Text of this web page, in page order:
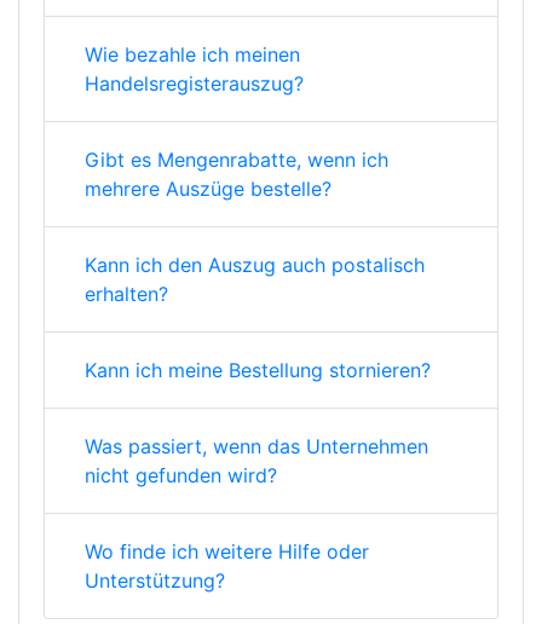
Wie bezahle ich meinen
Handelsregisterauszug?
Gibt es Mengenrabatte, wenn ich
mehrere Auszüge bestelle?
Kann ich den Auszug auch postalisch
erhalten?
Kann ich meine Bestellung stornieren?
Was passiert, wenn das Unternehmen
nicht gefunden wird?
Wo finde ich weitere Hilfe oder
Unterstützung?